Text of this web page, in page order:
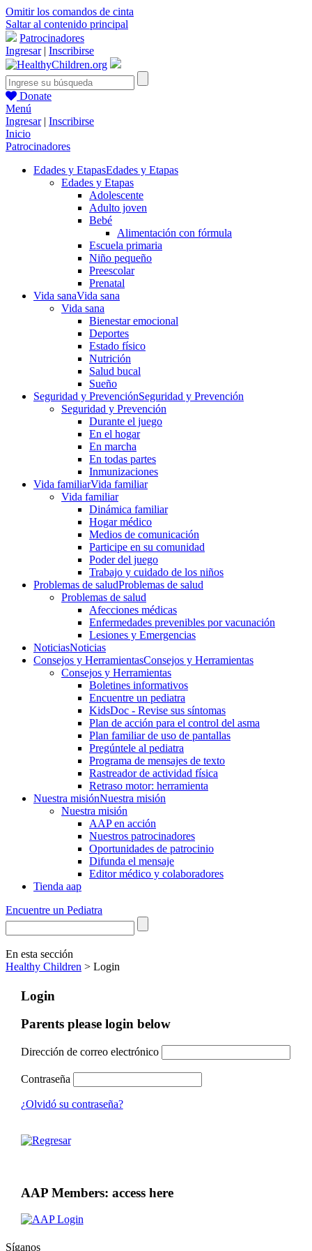
Omitir los comandos de cinta
Saltar al contenido principal
Patrocinadores
Ingresar| Inscribirse
Donate
Menú
Ingresar| Inscribirse
Inicio
Patrocinadores
Edades y EtapasEdades y Etapas
Edades y Etapas
Adolescente
Adulto joven
Bebé
Alimentación con fórmula
Escuela primaria
Niño pequeño
Preescolar
Prenatal
Vida sanaVida sana
Vida sana
Bienestar emocional
Deportes
Estado físico
Nutrición
Salud bucal
Sueño
Seguridad y PrevenciónSeguridad y Prevención
Seguridad y Prevención
Durante el juego
En el hogar
En marcha
En todas partes
Inmunizaciones
Vida familiarVida familiar
Vida familiar
Dinámica familiar
Hogar médico
Medios de comunicación
Participe en su comunidad
Poder del juego
Trabajo y cuidado de los niños
Problemas de saludProblemas de salud
Problemas de salud
Afecciones médicas
Enfermedades prevenibles por vacunación
Lesiones y Emergencias
NoticiasNoticias
Consejos y HerramientasConsejos y Herramientas
Consejos y Herramientas
Boletines informativos
Encuentre un pediatra
KidsDoc - Revise sus síntomas
Plan de acción para el control del asma
Plan familiar de uso de pantallas
Pregúntele al pediatra
Programa de mensajes de texto
Rastre​​ador de activida​d física
Retraso motor: herramienta
Nuestra misiónNuestra misión
Nuestra misión
AAP en acción
Nuestros patrocinadores
Oportunidades de patrocinio
Difunda el mensaje
Editor médico y colaboradores
Tienda aap
Encuentre un Pediatra
En esta sección
Healthy Children > Login
Login
Parents please login below
Dirección de correo electrónico
Contraseña
¿Olvidó su contraseña?
AAP Members: access here
Síganos